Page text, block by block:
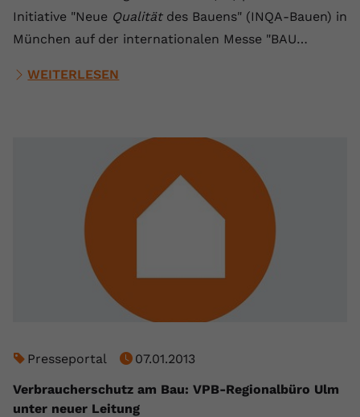
Initiative "Neue Qualitätdes Bauens" (INQA-Bauen) in
München auf der internationalen Messe "BAU…
WEITERLESEN
Presseportal
07.01.2013
Verbraucherschutz am Bau: VPB-Regionalbüro Ulm
unter neuer Leitung